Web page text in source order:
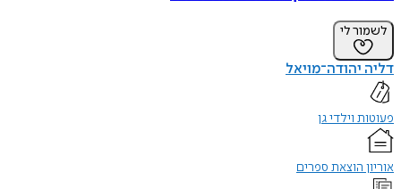
לשמור לי
דליה יהודה־מויאל
פעוטות וילדי גן
אוריון הוצאת ספרים